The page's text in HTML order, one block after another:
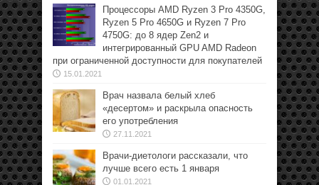
Процессоры AMD Ryzen 3 Pro 4350G,
Ryzen 5 Pro 4650G и Ryzen 7 Pro
4750G: до 8 ядер Zen2 и
интегрированный GPU AMD Radeon
при ограниченной доступности для покупателей
15.01.2021
Врач назвала белый хлеб
«десертом» и раскрыла опасность
его употребления
27.11.2021
Врачи-диетологи рассказали, что
лучше всего есть 1 января
01.01.2021